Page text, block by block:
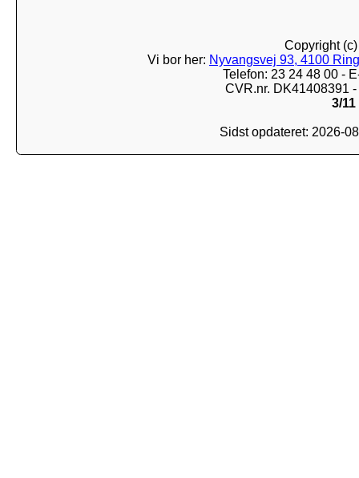
Copyright
Vi bor her: Nyvangsvej 93, 4100
Telefon: 23 24 48 00 -
CVR.nr. DK41408391
3/11
Sidst opdateret: 2026-